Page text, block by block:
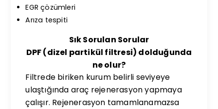
EGR çözümleri
Arıza tespiti
Sık Sorulan Sorular
DPF (dizel partikül filtresi) dolduğunda
ne olur?
Filtrede biriken kurum belirli seviyeye
ulaştığında araç rejenerasyon yapmaya
çalışır. Rejenerasyon tamamlanamazsa